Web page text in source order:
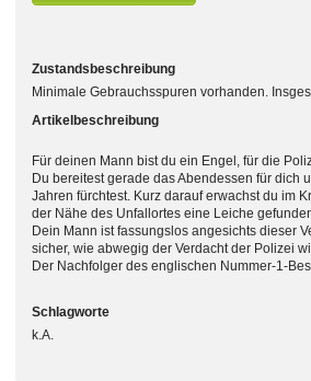
Zustandsbeschreibung
Minimale Gebrauchsspuren vorhanden.
Artikelbeschreibung
Für deinen Mann bist du ein Engel, für die
Du bereitest gerade das Abendessen für dich
Jahren fürchtest. Kurz darauf erwachst du im
der Nähe des Unfallortes eine Leiche
Dein Mann ist fassungslos angesichts dieser
sicher, wie abwegig der Verdacht der Polizei
Der Nachfolger des englischen Nummer-1-
Schlagworte
k.A.